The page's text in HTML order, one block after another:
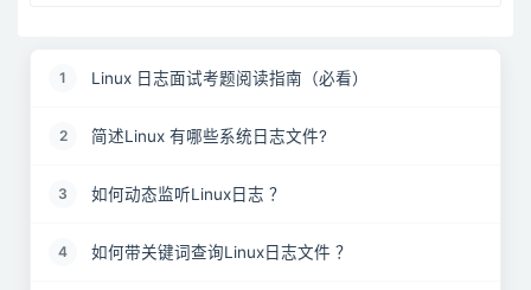
1 Linux 日志面试考题阅读指南（必看）
2 简述Linux 有哪些系统日志文件?
3 如何动态监听Linux日志 ？
4 如何带关键词查询Linux日志文件 ？